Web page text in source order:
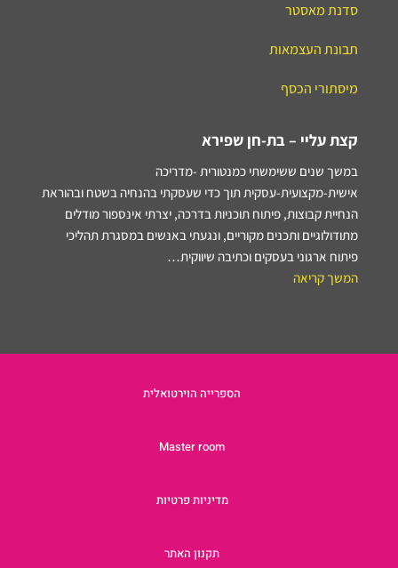
סדנת מאסטר
תבונת העצמאות
מיסתורי הכסף
קצת עליי – בת-חן שפירא
במשך שנים ששימשתי כמנטורית -מדריכה
אישית-מקצועית-עסקית תוך כדי שעסקתי בהנחיה בשטח ובהוראת
הנחיית קבוצות, פיתוח תוכניות בדרכה, יצרתי אינספור מודלים
מתודולוגיים ותכנים מקוריים, ונגעתי באנשים במסגרת תהליכי
פיתוח ארגוני בעסקים וכתיבה שיווקית…
המשך קריאה
הספרייה הוירטואלית
Master room
מדיניות פרטיות
תקנון האתר